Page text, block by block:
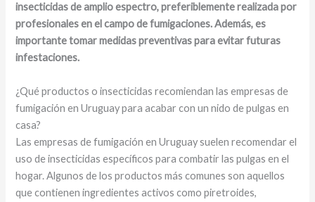
insecticidas de amplio espectro, preferiblemente realizada por
profesionales en el campo de fumigaciones. Además, es
importante tomar medidas preventivas para evitar futuras
infestaciones.
¿Qué productos o insecticidas recomiendan las empresas de
fumigación en Uruguay para acabar con un nido de pulgas en
casa?
Las empresas de fumigación en Uruguay suelen recomendar el
uso de insecticidas específicos para combatir las pulgas en el
hogar. Algunos de los productos más comunes son aquellos
que contienen ingredientes activos como piretroides,